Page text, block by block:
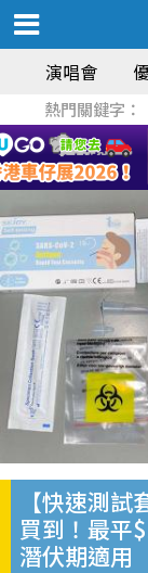
演唱會
熱門關鍵字：
【快速測
買到！最平
潛伏期適用